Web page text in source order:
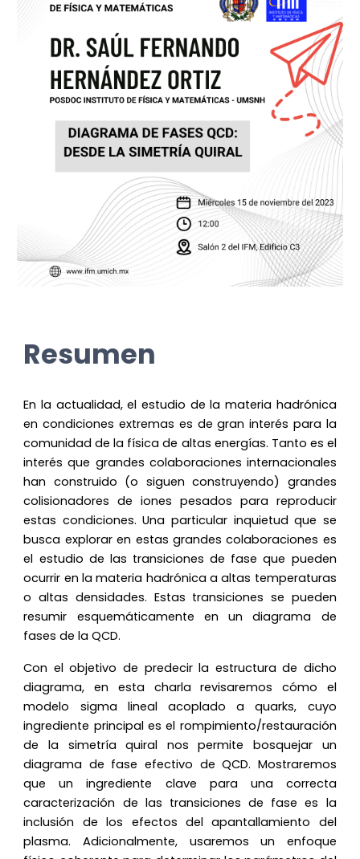
Resumen
En la actualidad, el estudio de la materia hadrónica
en condiciones extremas es de gran interés para la
comunidad de la física de altas energías. Tanto es el
interés que grandes colaboraciones internacionales
han construido (o siguen construyendo) grandes
colisionadores de iones pesados para reproducir
estas condiciones. Una particular inquietud que se
busca explorar en estas grandes colaboraciones es
el estudio de las transiciones de fase que pueden
ocurrir en la materia hadrónica a altas temperaturas
o altas densidades. Estas transiciones se pueden
resumir esquemáticamente en un diagrama de
fases de la QCD.
Con el objetivo de predecir la estructura de dicho
diagrama, en esta charla revisaremos cómo el
modelo sigma lineal acoplado a quarks, cuyo
ingrediente principal es el rompimiento/restauración
de la simetría quiral nos permite bosquejar un
diagrama de fase efectivo de QCD. Mostraremos
que un ingrediente clave para una correcta
caracterización de las transiciones de fase es la
inclusión de los efectos del apantallamiento del
plasma. Adicionalmente, usaremos un enfoque